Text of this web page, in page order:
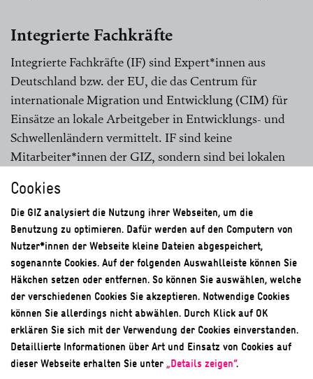
Integrierte Fachkräfte
Integrierte Fachkräfte (IF) sind Expert*innen aus
Deutschland bzw. der EU, die das Centrum für
internationale Migration und Entwicklung (CIM) für
Einsätze an lokale Arbeitgeber in Entwicklungs- und
Schwellenländern vermittelt. IF sind keine
Mitarbeiter*innen der GIZ, sondern sind bei lokalen
Intranet
Unternehmensinterne Austauschplattform
ISO 14001
Umweltmanagementstandard
K
Cookies
Die GIZ analysiert die Nutzung ihrer Webseiten, um die
Benutzung zu optimieren. Dafür werden auf den Computern von
Nutzer*innen der Webseite kleine Dateien abgespeichert,
sogenannte Cookies. Auf der folgenden Auswahlleiste können Sie
Häkchen setzen oder entfernen. So können Sie auswählen, welche
der verschiedenen Cookies Sie akzeptieren. Notwendige Cookies
können Sie allerdings nicht abwählen. Durch Klick auf OK
erklären Sie sich mit der Verwendung der Cookies einverstanden.
Detaillierte Informationen über Art und Einsatz von Cookies auf
dieser Webseite erhalten Sie unter„Details zeigen“.